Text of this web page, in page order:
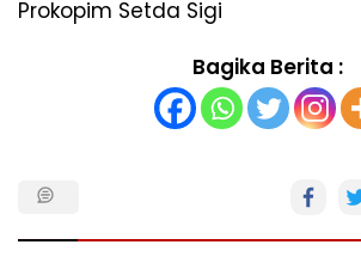
Prokopim Setda Sigi
Bagika Berita :